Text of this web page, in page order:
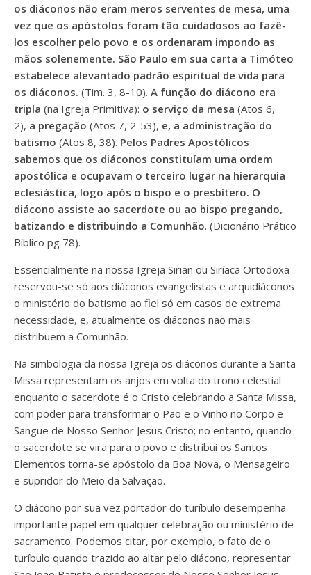
os diáconos não eram meros serventes de mesa, uma
vez que os apóstolos foram tão cuidadosos ao fazê-
los escolher pelo povo e os ordenaram impondo as
mãos solenemente. São Paulo em sua carta a Timóteo
estabelece alevantado padrão espiritual de vida para
os diáconos. (Tim. 3, 8-10). A função do diácono era
tripla (na Igreja Primitiva): o serviço da mesa (Atos 6,
2), a pregação (Atos 7, 2-53), e, a administração do
batismo (Atos 8, 38). Pelos Padres Apostólicos
sabemos que os diáconos constituíam uma ordem
apostólica e ocupavam o terceiro lugar na hierarquia
eclesiástica, logo após o bispo e o presbítero. O
diácono assiste ao sacerdote ou ao bispo pregando,
batizando e distribuindo a Comunhão. (Dicionário Prático
Bíblico pg 78).
Essencialmente na nossa Igreja Sirian ou Siríaca Ortodoxa
reservou-se só aos diáconos evangelistas e arquidiáconos
o ministério do batismo ao fiel só em casos de extrema
necessidade, e, atualmente os diáconos não mais
distribuem a Comunhão.
Na simbologia da nossa Igreja os diáconos durante a Santa
Missa representam os anjos em volta do trono celestial
enquanto o sacerdote é o Cristo celebrando a Santa Missa,
com poder para transformar o Pão e o Vinho no Corpo e
Sangue de Nosso Senhor Jesus Cristo; no entanto, quando
o sacerdote se vira para o povo e distribui os Santos
Elementos torna-se apóstolo da Boa Nova, o Mensageiro
e supridor do Meio da Salvação.
O diácono por sua vez portador do turíbulo desempenha
importante papel em qualquer celebração ou ministério de
sacramento. Podemos citar, por exemplo, o fato de o
turíbulo quando trazido ao altar pelo diácono, representar